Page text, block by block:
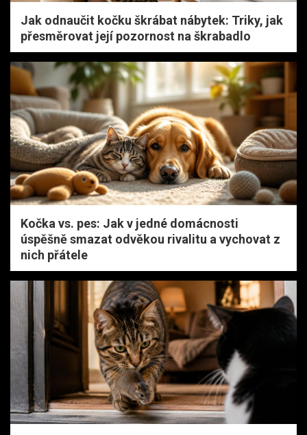
Jak odnaučit kočku škrábat nábytek: Triky, jak
přesměrovat její pozornost na škrabadlo
Kočka vs. pes: Jak v jedné domácnosti
úspěšně smazat odvěkou rivalitu a vychovat z
nich přátele